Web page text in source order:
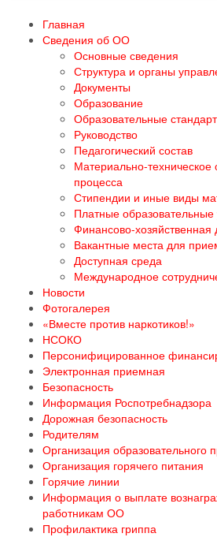
Главная
Сведения об ОО
Основные сведения
Структура и органы
Документы
Образование
Образовательные
Руководство
Педагогический состав
Материально-
процесса
Стипендии и иные виды
Платные образовательные
Финансово-хозяйственная
Вакантные места для
Доступная среда
Международное
Новости
Фотогалерея
«Вместе против наркотиков!»
НСОКО
Персонифицированное
Электронная приемная
Безопасность
Информация Роспотребнадзора
Дорожная безопасность
Родителям
Организация образовательного
Организация горячего питания
Горячие линии
Информация о выплате
работникам ОО
Профилактика гриппа